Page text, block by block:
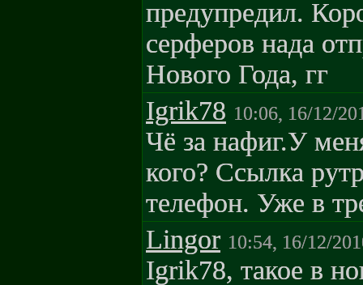
предупредил.
серферов нада
Нового Года, гг
Igrik78 10:06, 16/12/
Чё за нафиг.У
кого? Ссылка
телефон. Уже в
Lingor 10:54, 16/12/
Igrik78, такое в